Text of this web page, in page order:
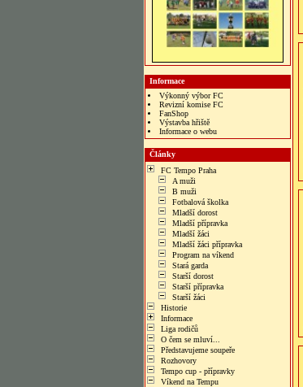
Informace
Výkonný výbor FC
Revizní komise FC
FanShop
Výstavba hřiště
Informace o webu
bonus veren siteler
Články
FC Tempo Praha
A muži
B muži
Fotbalová školka
Mladší dorost
Mladší přípravka
Mladší žáci
Mladší žáci přípravka
Program na víkend
Stará garda
Starší dorost
Starší přípravka
Starší žáci
Historie
Informace
Liga rodičů
O čem se mluví...
Představujeme soupeře
Rozhovory
Tempo cup - přípravky
Víkend na Tempu